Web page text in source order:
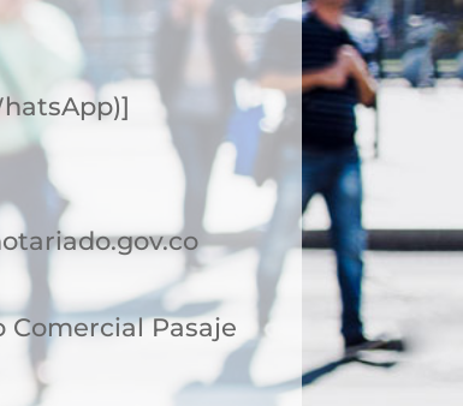
Comercial Pasaje